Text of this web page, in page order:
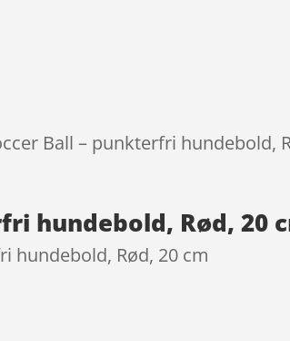
Ball – punkterfri
hundebold, Rød, 20
hundebold, Rød, 20 cm